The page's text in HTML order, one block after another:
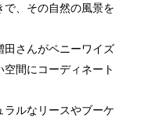
で、その自然の風景を
田さんがペニーワイズ
間にコーディネート
ルなリースやブーケ